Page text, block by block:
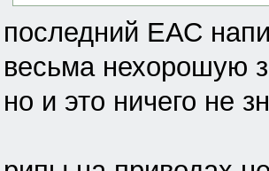
последний ЕАС
весьма нехорошую
но и это ничего не